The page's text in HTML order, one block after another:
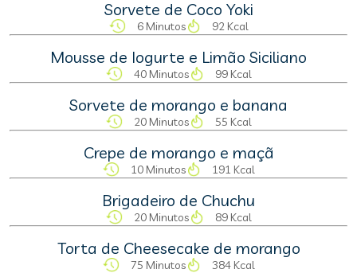
Sorvete de Coco Yoki
6 Minutos 92 Kcal
Mousse de Iogurte e Limão Siciliano
40 Minutos 99 Kcal
Sorvete de morango e banana
20 Minutos 55 Kcal
Crepe de morango e maçã
10 Minutos 191 Kcal
Brigadeiro de Chuchu
20 Minutos 89 Kcal
Torta de Cheesecake de morango
75 Minutos 384 Kcal